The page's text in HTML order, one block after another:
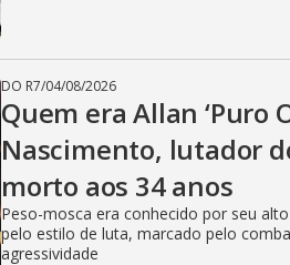
DO R7/04/08/2026
Quem era Allan ‘Puro
Nascimento, lutador
morto aos 34 anos
Peso-mosca era conhecido por seu
pelo estilo de luta, marcado pelo
agressividade